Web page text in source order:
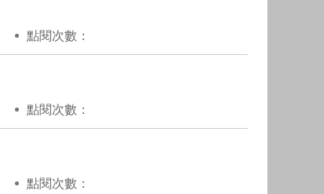
點閱次數：
點閱次數：
點閱次數：